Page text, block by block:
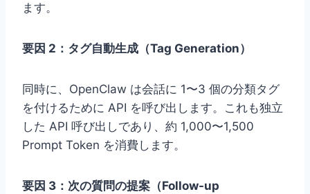
ます。
要因 2：タグ自動生成（Tag Generation）
同時に、OpenClaw は会話に 1〜3 個の分類タグ
を付けるために API を呼び出します。これも独立
した API 呼び出しであり、約 1,000〜1,500
Prompt Token を消費します。
要因 3：次の質問の提案（Follow-up